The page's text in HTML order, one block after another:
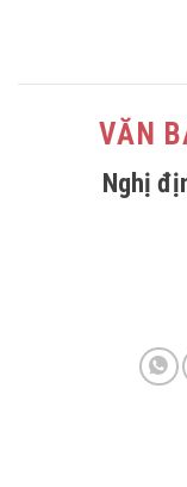
VĂN
Nghị